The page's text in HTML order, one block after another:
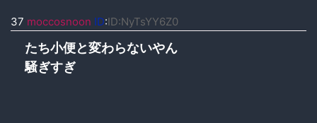
37 moccosnoon ID:ID:NyTsYY6Z0
たち小便と変わらないやん
騒ぎすぎ